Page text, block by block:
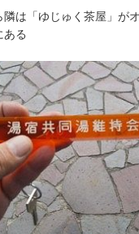
隣は「ゆじゅく茶屋」が
ある